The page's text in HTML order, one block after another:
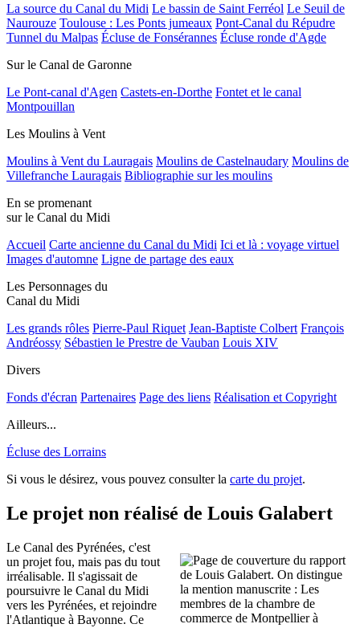
La source du Canal du Midi Le bassin de Saint Ferréol Le Seuil de
Naurouze Toulouse : Les Ponts jumeaux Pont-Canal du Répudre
Tunnel du Malpas Écluse de Fonsérannes Écluse ronde d'Agde
Sur le Canal de Garonne
Le Pont-canal d'Agen Castets-en-Dorthe Fontet et le canal
Montpouillan
Les Moulins à Vent
Moulins à Vent du Lauragais Moulins de Castelnaudary Moulins de
Villefranche Lauragais Bibliographie sur les moulins
En se promenant
sur le Canal du Midi
Accueil Carte ancienne du Canal du Midi Ici et là : voyage virtuel
Images d'automne Ligne de partage des eaux
Les Personnages du
Canal du Midi
Les grands rôles Pierre-Paul Riquet Jean-Baptiste Colbert François
Andréossy Sébastien le Prestre de Vauban Louis XIV
Divers
Fonds d'écran Partenaires Page des liens Réalisation et Copyright
Ailleurs...
Écluse des Lorrains
Si vous le désirez, vous pouvez consulter la carte du projet.
Le projet non réalisé de Louis Galabert
Le Canal des Pyrénées, c'est
un projet fou, mais pas du tout
irréalisable. Il s'agissait de
poursuivre le Canal du Midi
vers les Pyrénées, et rejoindre
l'Atlantique à Bayonne. Ce